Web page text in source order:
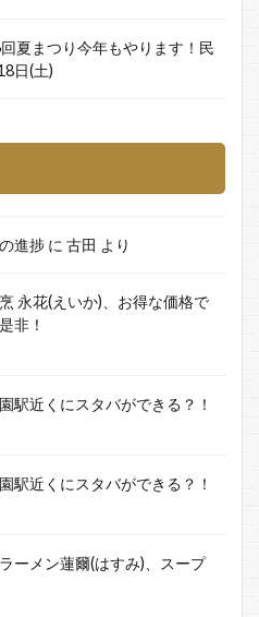
夏まつり今年もやります！民
日(土)
進捗 に 古田 より
永花(えいか)、お得な価格で
非！
駅近くにスタバができる？！
駅近くにスタバができる？！
ーメン蓮爾(はすみ)、スープ